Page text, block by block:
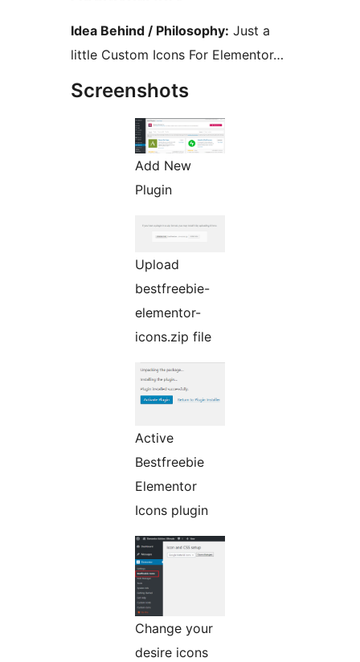
Idea Behind / Philosophy: Just a
little Custom Icons For Elementor…
Screenshots
Add New
Plugin
Upload
bestfreebie-
elementor-
icons.zip file
Active
Bestfreebie
Elementor
Icons plugin
Change your
desire icons